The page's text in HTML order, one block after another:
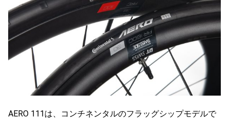
AERO 111は、コンチネンタルのフラッグシップモデルで